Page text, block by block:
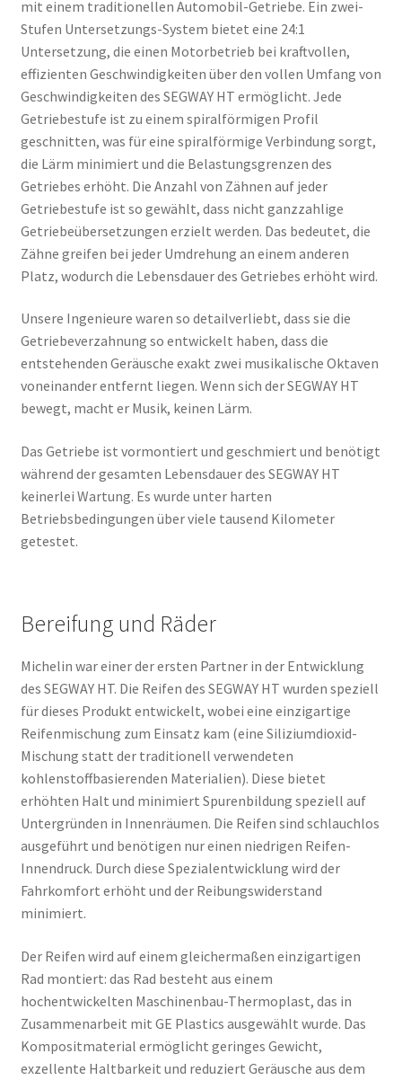
mit einem traditionellen Automobil-Getriebe. Ein zwei-
Stufen Untersetzungs-System bietet eine 24:1
Untersetzung, die einen Motorbetrieb bei kraftvollen,
effizienten Geschwindigkeiten über den vollen Umfang von
Geschwindigkeiten des SEGWAY HT ermöglicht. Jede
Getriebestufe ist zu einem spiralförmigen Profil
geschnitten, was für eine spiralförmige Verbindung sorgt,
die Lärm minimiert und die Belastungsgrenzen des
Getriebes erhöht. Die Anzahl von Zähnen auf jeder
Getriebestufe ist so gewählt, dass nicht ganzzahlige
Getriebeübersetzungen erzielt werden. Das bedeutet, die
Zähne greifen bei jeder Umdrehung an einem anderen
Platz, wodurch die Lebensdauer des Getriebes erhöht wird.
Unsere Ingenieure waren so detailverliebt, dass sie die
Getriebeverzahnung so entwickelt haben, dass die
entstehenden Geräusche exakt zwei musikalische Oktaven
voneinander entfernt liegen. Wenn sich der SEGWAY HT
bewegt, macht er Musik, keinen Lärm.
Das Getriebe ist vormontiert und geschmiert und benötigt
während der gesamten Lebensdauer des SEGWAY HT
keinerlei Wartung. Es wurde unter harten
Betriebsbedingungen über viele tausend Kilometer
getestet.
Bereifung und Räder
Michelin war einer der ersten Partner in der Entwicklung
des SEGWAY HT. Die Reifen des SEGWAY HT wurden speziell
für dieses Produkt entwickelt, wobei eine einzigartige
Reifenmischung zum Einsatz kam (eine Siliziumdioxid-
Mischung statt der traditionell verwendeten
kohlenstoffbasierenden Materialien). Diese bietet
erhöhten Halt und minimiert Spurenbildung speziell auf
Untergründen in Innenräumen. Die Reifen sind schlauchlos
ausgeführt und benötigen nur einen niedrigen Reifen-
Innendruck. Durch diese Spezialentwicklung wird der
Fahrkomfort erhöht und der Reibungswiderstand
minimiert.
Der Reifen wird auf einem gleichermaßen einzigartigen
Rad montiert: das Rad besteht aus einem
hochentwickelten Maschinenbau-Thermoplast, das in
Zusammenarbeit mit GE Plastics ausgewählt wurde. Das
Kompositmaterial ermöglicht geringes Gewicht,
exzellente Haltbarkeit und reduziert Geräusche aus dem